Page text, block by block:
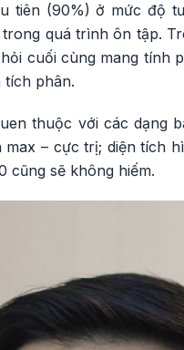
tiên (90%) ở mức độ
quá trình ôn tập.
cuối cùng mang tính
tích phân.
thuộc với các dạng
– cực trị; diện tích
cũng sẽ không hiếm.